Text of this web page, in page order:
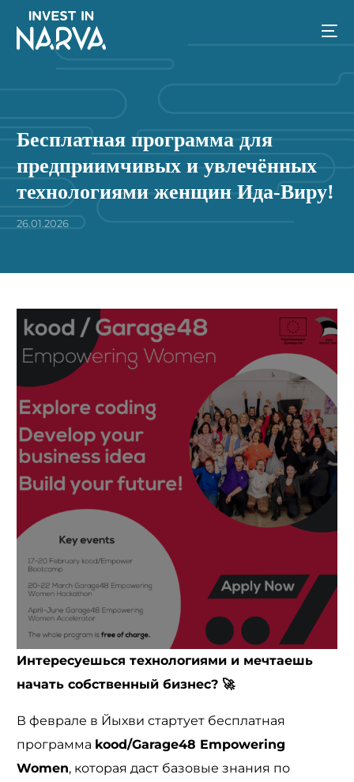
Бесплатная программа для
предприимчивых и увлечённых
технологиями женщин Ида-Виру!
26.01.2026
Интересуешься технологиями и мечтаешь
начать собственный бизнес? 🚀
В феврале в Йыхви стартует бесплатная
программа kood/Garage48 Empowering
Women, которая даст базовые знания по
ET